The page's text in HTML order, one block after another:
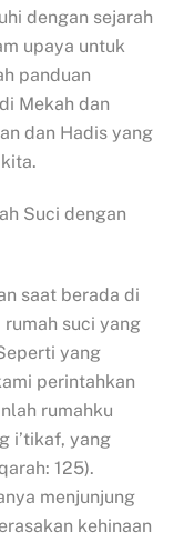
dengan sejarah
upaya untuk
panduan
Mekah dan
dan Hadis yang
kita.
Suci dengan
saat berada di
rumah suci yang
yang
perintahkan
rumahku
i’tikaf, yang
125).
menjunjung
kehinaan